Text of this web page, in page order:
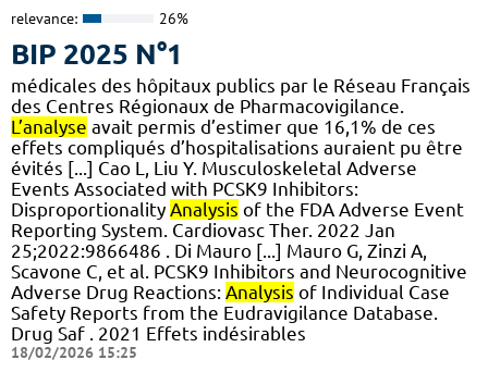
relevance: 26%
BIP 2025 N°1
médicales des hôpitaux publics par le Réseau Français
des Centres Régionaux de Pharmacovigilance.
L’analyse avait permis d’estimer que 16,1% de ces
effets compliqués d’hospitalisations auraient pu être
évités [...] Cao L, Liu Y. Musculoskeletal Adverse
Events Associated with PCSK9 Inhibitors:
Disproportionality Analysis of the FDA Adverse Event
Reporting System. Cardiovasc Ther. 2022 Jan
25;2022:9866486 . Di Mauro [...] Mauro G, Zinzi A,
Scavone C, et al. PCSK9 Inhibitors and Neurocognitive
Adverse Drug Reactions: Analysis of Individual Case
Safety Reports from the Eudravigilance Database.
Drug Saf . 2021 Effets indésirables
18/02/2026 15:25